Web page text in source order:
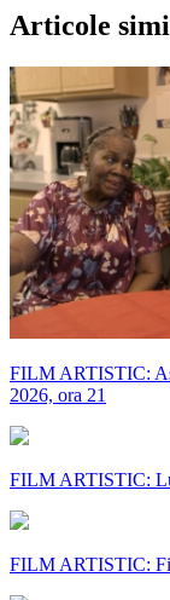
Articole
FILM ARTISTIC:
2026, ora 21
FILM ARTISTIC:
FILM ARTISTIC: